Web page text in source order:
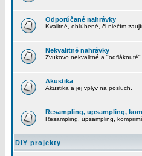
Odporúčané nahrávky
Kvalitné, obľúbené, či niečím
Nekvalitné nahrávky
Zvukovo nekvalitné a "odfláknuté"
Akustika
Akustika a jej vplyv na posluch.
Resampling, upsampling,
Resampling, upsampling,
DIY projekty